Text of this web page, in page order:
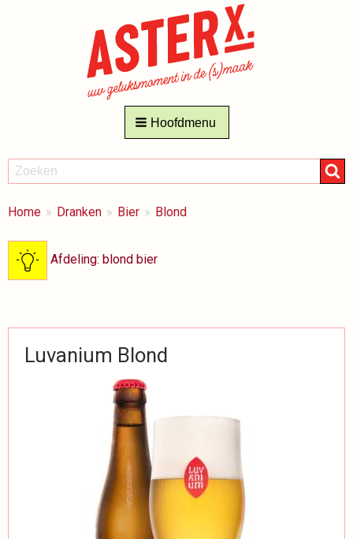
Hoofdmenu
ZOEKEN
Zoeken
BREADCRUMBS
Je
hier:
Home Dranken Bier Blond
Afdeling: blond bier
Luvanium Blond